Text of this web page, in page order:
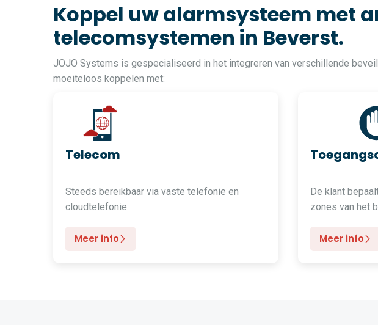
Koppel uw alarmsysteem met
telecomsystemen in Beverst.
JOJO Systems is gespecialiseerd in het integreren van verschillende
moeiteloos koppelen met:
Telecom
Steeds bereikbaar via vaste telefonie en
cloudtelefonie.
Meer info
De klant
zones van het
Meer info